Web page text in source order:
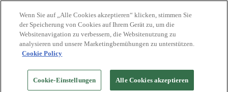
Biosphere Reiseziele
Biosphere Unternehmen
Wie wir bewerten
Über uns
English
Español
Português
Wenn Sie auf „Alle Cookies akzeptieren“ klicken, stimmen Sie
der Speicherung von Cookies auf Ihrem Gerät zu, um die
Websitenavigation zu verbessern, die Websitenutzung zu
analysieren und unsere Marketingbemühungen zu unterstützen.
Cookie Policy
Cookie-Einstellungen Alle Cookies akzeptieren